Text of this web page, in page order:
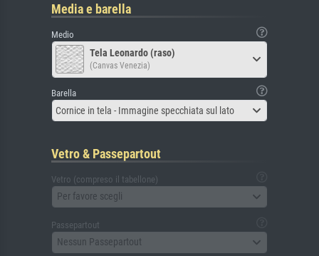
Media e barella
Medio
Tela Leonardo (raso)
(Canvas Venezia)
Barella
Cornice in tela - Immagine specchiata sul lato
Vetro & Passepartout
Vetro (compreso il tabellone)
Per favore scegli
Passepartout
Nessun Passepartout